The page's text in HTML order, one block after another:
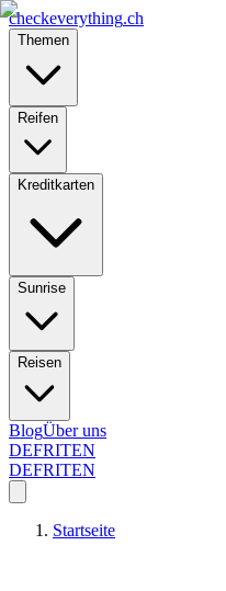
checkeverything.ch
Themen
Reifen
Kreditkarten
Sunrise
Reisen
BlogÜber uns
DEFRITEN
DEFRITEN
Startseite